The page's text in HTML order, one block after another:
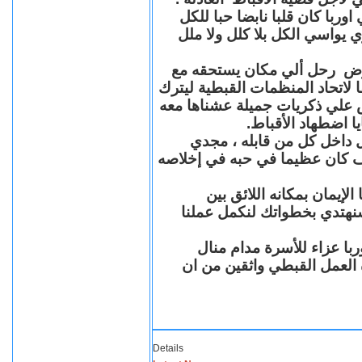
كان قلبا نابضا حبا للكل
يواسي الكل بلا كلل ولا ملل
رحل ألي مكان يستحقه مع
المنظمات القبطية ليترك
علي ذكريات جميلة عشناها معه
اضطهاد الأقباط.
داخل كل من قابله ، مجدي
عظيما في حبه في إخلاصه
بمكانه اللائق بين
بخطواتك لنكمل عملنا
عزاء للأسرة مدام منال
العمل القبطي واثقين من ان
Details